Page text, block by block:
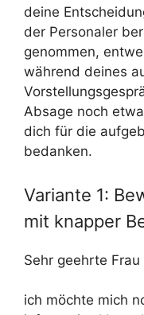
deine
der Personaler
genommen,
während deines
Absage noch
dich für die
bedanken.
Variante 1:
mit knapper
Sehr geehrte Frau
ich möchte mich